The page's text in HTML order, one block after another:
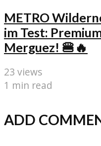
METRO
im Test:
Merguez! 🍔🔥
23 views
1 min read
ADD